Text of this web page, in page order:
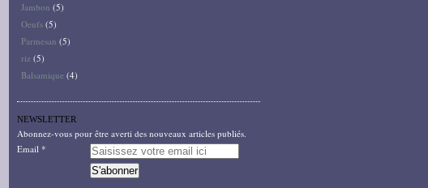
Jambon (5)
Oeufs (5)
Parmesan (5)
riz (5)
Balsamique (4)
NEWSLETTER
Abonnez-vous pour être averti des nouveaux articles publiés.
Email